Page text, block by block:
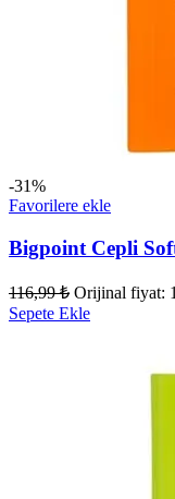
-31%
Favorilere ekle
Bigpoint Cepli
116,99₺ Orijinal fiyat:
Sepete Ekle